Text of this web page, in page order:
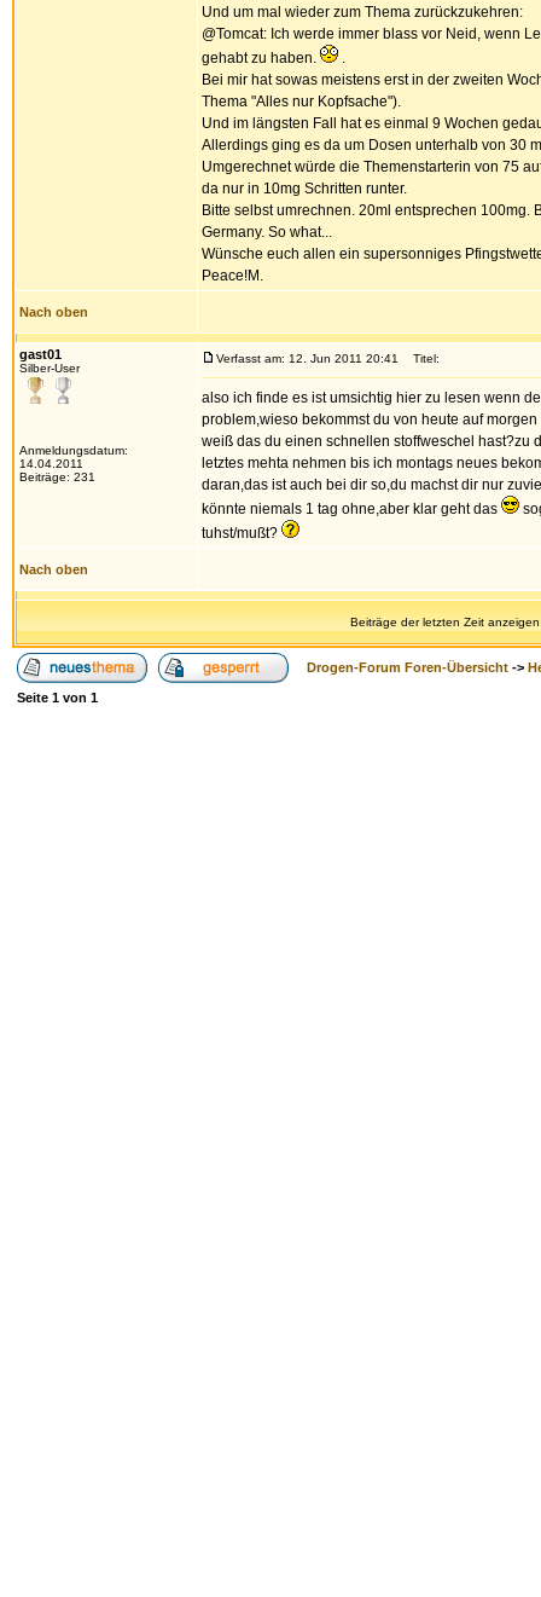
Und um mal wieder zum Thema zurückzukehren:
@Tomcat: Ich werde immer blass vor Neid, wenn
gehabt zu haben.
.
Bei mir hat sowas meistens erst in der zweiten
Thema "Alles nur Kopfsache").
Und im längsten Fall hat es einmal 9 Wochen
Allerdings ging es da um Dosen unterhalb von 30
Umgerechnet würde die Themenstarterin von 75
da nur in 10mg Schritten runter.
Bitte selbst umrechnen. 20ml entsprechen
Germany. So what...
Wünsche euch allen ein supersonniges
Peace!M.
Nach oben
gast01
Silber-User
Anmeldungsdatum:
14.04.2011
Beiträge: 231
Verfasst am: 12. Jun 2011 20:41 Titel:
also ich finde es ist umsichtig hier zu lesen wenn
problem,wieso bekommst du von heute auf
weiß das du einen schnellen stoffweschel hast?zu
letztes mehta nehmen bis ich montags neues
daran,das ist auch bei dir so,du machst dir nur
könnte niemals 1 tag ohne,aber klar geht das
tuhst/mußt?
Nach oben
Beiträge der letzten Zeit
Drogen-Forum Foren-Übersicht ->
Seite 1 von 1